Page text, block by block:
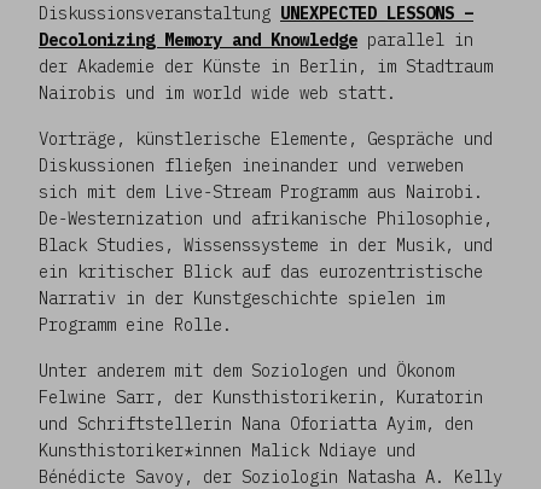
Diskussionsveranstaltung UNEXPECTED LESSONS –
Decolonizing Memory and Knowledge parallel in
der Akademie der Künste in Berlin, im Stadtraum
Nairobis und im world wide web statt.
Vorträge, künstlerische Elemente, Gespräche und
Diskussionen fließen ineinander und verweben
sich mit dem Live-Stream Programm aus Nairobi.
De-Westernization und afrikanische Philosophie,
Black Studies, Wissenssysteme in der Musik, und
ein kritischer Blick auf das eurozentristische
Narrativ in der Kunstgeschichte spielen im
Programm eine Rolle.
Unter anderem mit dem Soziologen und Ökonom
Felwine Sarr, der Kunsthistorikerin, Kuratorin
und Schriftstellerin Nana Oforiatta Ayim, den
Kunsthistoriker*innen Malick Ndiaye und
Bénédicte Savoy, der Soziologin Natasha A. Kelly